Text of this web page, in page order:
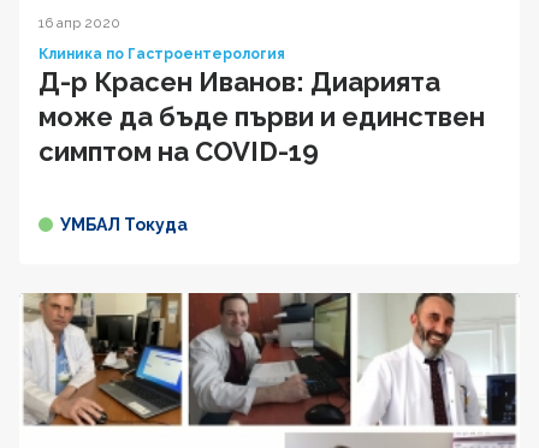
16 апр 2020
Клиника по Гастроентерология
Д-р Красен Иванов: Диарията
може да бъде първи и единствен
симптом на COVID-19
УМБАЛ Токуда